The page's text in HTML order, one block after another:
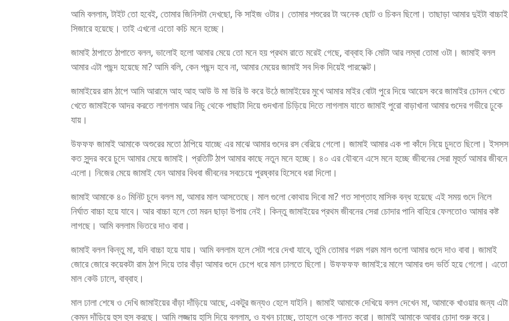
আমি বললাম, টাইট তো হবেই, তোমার জিনিসটা দেখছো, কি সাইজ ওটার। তোমার শশুরের টা অনেক ছোট ও চিকন ছিলো। তাছাড়া আমার দুইটা বাচ্চাই
সিজারে হয়েছে। তাই এখনো এতো কচি মনে হচ্ছে।
জামাই ঠাপাতে ঠাপাতে বলল, ভালোই হলো আমার মেয়ে তো মনে হয় প্রথম রাতে মরেই গেছে, বাব্বাহ কি মোটা আর লম্বা তোমা ওটা। জামাই বলল
আমার এটা পছন্দ হয়েছে মা? আমি বলি, কেন পছন্দ হবে না, আমার মেয়ের জামাই সব দিক দিয়েই পারফেক্ট।
জামাইয়ের রাম ঠাপে আমি আরামে আহ আহ আউ উ মা উরি উ করে উঠে জামাইয়ের মুখে আমার মাইর বোটা পুরে দিয়ে আয়েস করে জামাইর চোদন খেতে
খেতে জামাইকে আদর করতে লাগলাম আর নিচু থেকে পাছাটা দিয়ে গুদখানা চিড়িয়ে দিতে লাগলাম যাতে জামাই পুরো বাড়াখানা আমার গুদের গভীরে ঢুকে
যায়।
উফফফ জামাই আমাকে অশুরের মতো ঠাপিয়ে যাচ্ছে এর মাঝে আমার গুদের রস বেরিয়ে গেলো। জামাই আমার এক পা কাঁদে নিয়ে চুদতে ছিলো। ইসসস
কত সুন্দর করে চুদে আমার মেয়ে জামাই। প্রতিটি ঠাপ আমার কাছে নতুন মনে হচ্ছে। ৪০ এর যৌবনে এসে মনে হচ্ছে জীবনের সেরা মূহুর্ত আমার জীবনে
এলো। নিজের মেয়ে জামাই যেন আমার বিধবা জীবনের সবচেয়ে পুরষ্কার হিসেবে ধরা দিলো।
জামাই আমাকে ৪০ মিনিট চুদে বলল মা, আমার মাল আসতেছে। মাল গুলো কোথায় দিবো মা? গত সাপ্তাহ মাসিক বন্ধ হয়েছে এই সময় গুদে নিলে
নির্ঘাত বাচ্চা হয়ে যাবে। আর বাচ্চা হলে তো মরন ছাড়া উপায় নেই। কিন্তু জামাইয়ের প্রথম জীবনের সেরা চোদার পানি বাহিরে ফেলতোও আমার কষ্ট
লাগছে। আমি বললাম ভিতরে দাও বাবা।
জামাই বলল কিন্তু মা, যদি বাচ্চা হয়ে যায়। আমি বললাম হলে সেটা পরে দেখা যাবে, তুমি তোমার গরম গরম মাল গুলো আমার গুদে দাও বাবা। জামাই
জোরে জোরে কয়েকটা রাম ঠাপ দিয়ে তার বাঁড়া আমার গুদে চেপে ধরে মাল ঢালতে ছিলো। উফফফফ জামাই:র মালে আমার গুদ ভর্তি হয়ে গেলো। এতো
মাল কেউ ঢালে, বাব্বাহ।
মাল ঢালা শেষে ও দেখি জামাইয়ের বাঁড়া দাঁড়িয়ে আছে, একটুর জন্যও হেলে যাইনি। জামাই আমাকে দেখিয়ে বলল দেখেন মা, আমাকে খাওয়ার জন্য এটা
কেমন দাঁড়িয়ে হুস হুস করছে। আমি লজ্জায় হাসি দিয়ে বললাম, ও যখন চাচ্ছে, তাহলে ওকে শান্ত করো। জামাই আমাকে আবার চোদা শুরু করে।